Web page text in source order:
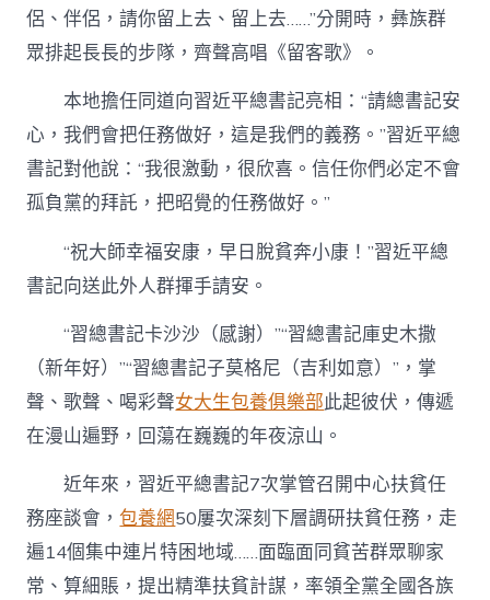
侶、伴侶，請你留上去、留上去……”分開時，彝族群
眾排起長長的步隊，齊聲高唱《留客歌》。
本地擔任同道向習近平總書記亮相：“請總書記安
心，我們會把任務做好，這是我們的義務。”習近平總
書記對他說：“我很激動，很欣喜。信任你們必定不會
孤負黨的拜託，把昭覺的任務做好。”
“祝大師幸福安康，早日脫貧奔小康！”習近平總
書記向送此外人群揮手請安。
“習總書記卡沙沙（感謝）”“習總書記庫史木撒
（新年好）”“習總書記子莫格尼（吉利如意）”，掌
聲、歌聲、喝彩聲女大生包養俱樂部此起彼伏，傳遞
在漫山遍野，回蕩在巍巍的年夜涼山。
近年來，習近平總書記7次掌管召開中心扶貧任
務座談會，包養網50屢次深刻下層調研扶貧任務，走
遍14個集中連片特困地域……面臨面同貧苦群眾聊家
常、算細賬，提出精準扶貧計謀，率領全黨全國各族